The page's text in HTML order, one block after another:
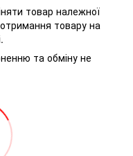
товар належної
товару на
та обміну не